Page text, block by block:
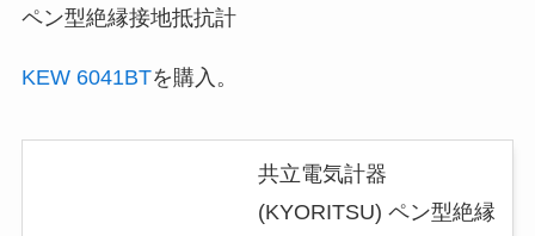
ペン型絶縁接地抵抗計
KEW 6041BTを購入。
共立電気計器
(KYORITSU) ペン型絶縁